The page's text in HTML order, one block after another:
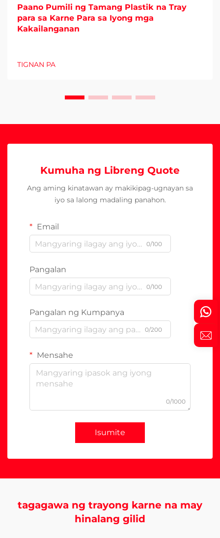
Paano Pumili ng Tamang Plastik na Tray
para sa Karne Para sa Iyong mga
Kakailanganan
TIGNAN PA
Kumuha ng Libreng Quote
Ang aming kinatawan ay makikipag-ugnayan sa
iyo sa lalong madaling panahon.
Email
0/100
Pangalan
0/100
Pangalan ng Kumpanya
0/200
Mensahe
0/1000
Isumite
tagagawa ng trayong karne na may
hinalang gilid